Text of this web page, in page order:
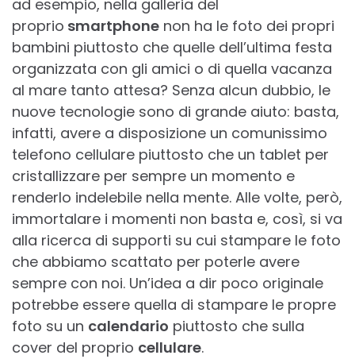
ad esempio, nella galleria del
proprio smartphone non ha le foto dei propri
bambini piuttosto che quelle dell’ultima festa
organizzata con gli amici o di quella vacanza
al mare tanto attesa? Senza alcun dubbio, le
nuove tecnologie sono di grande aiuto: basta,
infatti, avere a disposizione un comunissimo
telefono cellulare piuttosto che un tablet per
cristallizzare per sempre un momento e
renderlo indelebile nella mente. Alle volte, però,
immortalare i momenti non basta e, così, si va
alla ricerca di supporti su cui stampare le foto
che abbiamo scattato per poterle avere
sempre con noi. Un’idea a dir poco originale
potrebbe essere quella di stampare le propre
foto su un calendario piuttosto che sulla
cover del proprio cellulare.